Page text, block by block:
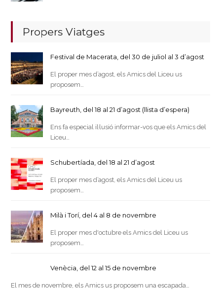
Propers Viatges
Festival de Macerata, del 30 de juliol al 3 d’agost
El proper mes d’agost, els Amics del Liceu us
proposem…
Bayreuth, del 18 al 21 d’agost (llista d’espera)
Ens fa especial il·lusió informar-vos que els Amics del
Liceu…
Schubertíada, del 18 al 21 d’agost
El proper mes d’agost, els Amics del Liceu us
proposem…
Milà i Torí, del 4 al 8 de novembre
El proper mes d'octubre els Amics del Liceu us
proposem…
Venècia, del 12 al 15 de novembre
El mes de novembre, els Amics us proposem una escapada…